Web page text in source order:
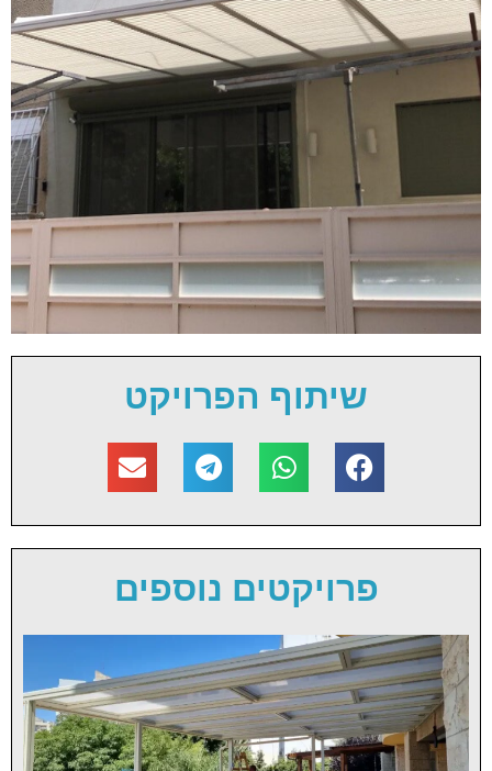
שיתוף הפרויקט
פרויקטים נוספים